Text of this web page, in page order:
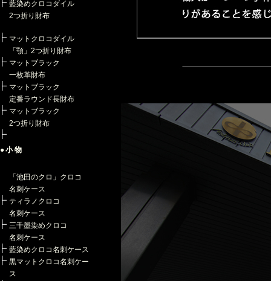
藍染めクロコダイル
2つ折り財布
マットクロコダイル
「顎」2つ折り財布
マットブラック
一枚革財布
マットブラック
定番ラウンド長財布
マットブラック
2つ折り財布
●小物
「池田のクロ」クロコ
名刺ケース
ティラノクロコ
名刺ケース
三千墨染めクロコ
名刺ケース
藍染めクロコ名刺ケース
黒マットクロコ名刺ケー
ス